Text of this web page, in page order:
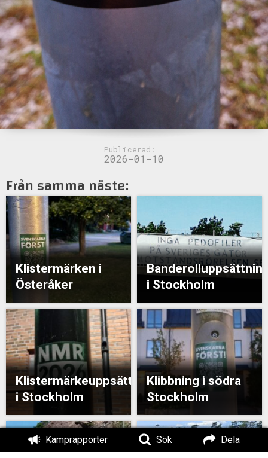
Kamprapporter Sök Dela
Publicerad:
2026-01-10
Från samma näste:
Klistermärken i
Österåker
i Stockholm
Klistermärkeuppsättning
i Stockholm
Klibbning i södra
Stockholm